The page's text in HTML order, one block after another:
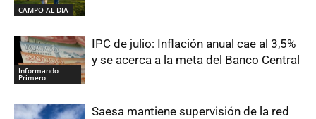
CAMPO AL DIA
Informando
Primero
IPC de julio: Inflación anual cae al 3,5%
y se acerca a la meta del Banco Central
Saesa mantiene supervisión de la red